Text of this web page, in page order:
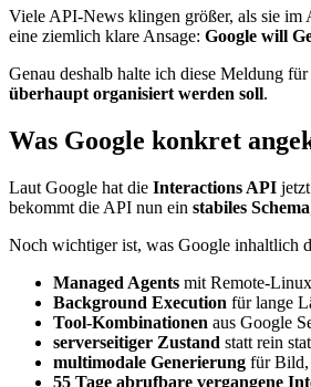
Viele API-News klingen größer, als sie im
eine ziemlich klare Ansage: Google will
Genau deshalb halte ich diese Meldung
überhaupt organisiert werden soll.
Was Google konkret
Laut Google hat die Interactions API jetzt
bekommt die API nun ein stabiles Schema
Noch wichtiger ist, was Google inhaltlich
Managed Agents mit Remote-
Background Execution für lange
Tool-Kombinationen aus Google
serverseitiger Zustand statt rein
multimodale Generierung für Bild,
55 Tage abrufbare vergangene